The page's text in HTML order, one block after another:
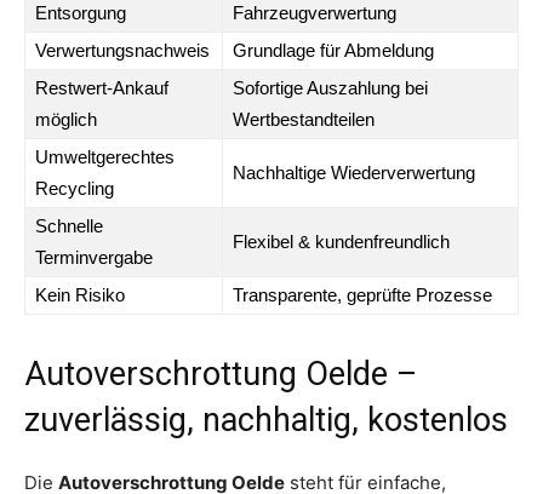
Entsorgung
Fahrzeugverwertung
Verwertungsnachweis
Grundlage für Abmeldung
Restwert-Ankauf
möglich
Sofortige Auszahlung bei
Wertbestandteilen
Umweltgerechtes
Recycling
Nachhaltige Wiederverwertung
Schnelle
Terminvergabe
Flexibel & kundenfreundlich
Kein Risiko Transparente, geprüfte Prozesse
Autoverschrottung Oelde –
zuverlässig, nachhaltig, kostenlos
Die Autoverschrottung Oelde steht für einfache,